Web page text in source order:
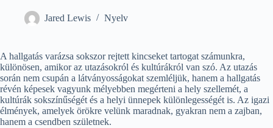
Jared Lewis Nyelv
A hallgatás varázsa sokszor rejtett kincseket tartogat számunkra,
különösen, amikor az utazásokról és kultúrákról van szó. Az utazás
során nem csupán a látványosságokat szemléljük, hanem a hallgatás
révén képesek vagyunk mélyebben megérteni a hely szellemét, a
kultúrák sokszínűségét és a helyi ünnepek különlegességét is. Az igazi
élmények, amelyek örökre velünk maradnak, gyakran nem a zajban,
hanem a csendben születnek.